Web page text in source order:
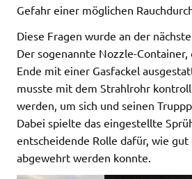
Gefahr einer möglichen
Diese Fragen wurde an der
Der sogenannte Nozzle-
Ende mit einer Gasfackel
musste mit dem Strahlrohr
werden, um sich und seinen
Dabei spielte das eingestellte
entscheidende Rolle dafür, wie gut
abgewehrt werden konnte.